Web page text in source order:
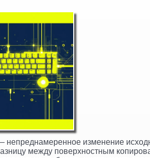
изменение
между поверхностным